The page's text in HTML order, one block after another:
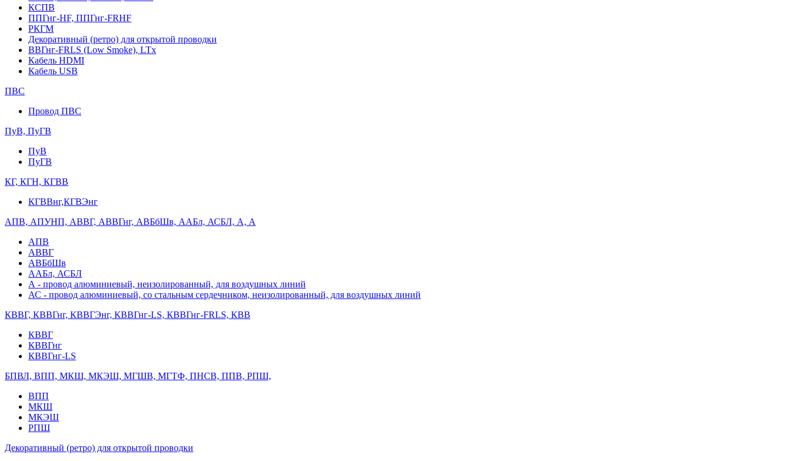
КСПВ
ППГнг-HF, ППГнг-FRHF
РКГМ
Декоративный (ретро) для открытой проводки
ВВГнг-FRLS (Low Smoke), LTx
Кабель HDMI
Кабель USB
ПВС
Провод ПВС
ПуВ, ПуГВ
ПуВ
ПуГВ
КГ, КГН, КГВВ
КГВВнг,КГВЭнг
АПВ, АПУНП, АВВГ, АВВГнг, АВБбШв, ААБл, АСБЛ, А, А
АПВ
АВВГ
АВБбШв
ААБл, АСБЛ
А - провод алюминиевый, неизолированный, для воздушных линий
АС - провод алюминиевый, со стальным сердечником, неизолированный, для воздушных линий
КВВГ, КВВГнг, КВВГЭнг, КВВГнг-LS, КВВГнг-FRLS, КВВ
КВВГ
КВВГнг
КВВГнг-LS
БПВЛ, ВПП, МКШ, МКЭШ, МГШВ, МГТФ, ПНСВ, ППВ, РПШ,
ВПП
МКШ
МКЭШ
РПШ
Декоративный (ретро) для открытой проводки